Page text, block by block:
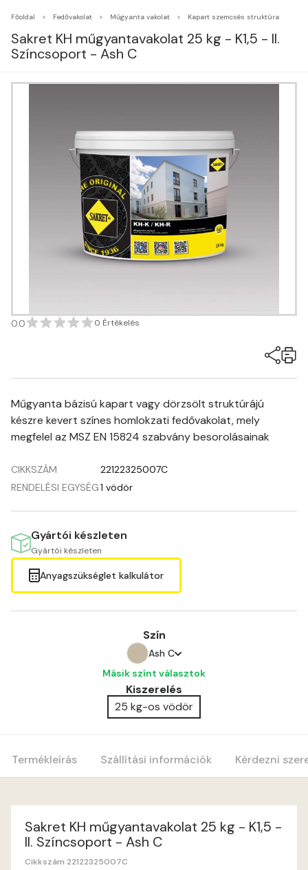
Főoldal Fedővakolat Műgyanta vakolat Kapart szemcsés struktúra
Sakret KH műgyantavakolat 25 kg - K1,5 - II.
Színcsoport - Ash C
0.0 0 Értékelés
Műgyanta bázisú kapart vagy dörzsölt struktúrájú
készre kevert színes homlokzati fedővakolat, mely
megfelel az MSZ EN 15824 szabvány besorolásainak
CIKKSZÁM
22122325007C
RENDELÉSI EGYSÉG1 vödör
Gyártói készleten
Gyártói készleten
Anyagszükséglet kalkulátor
Szín
Ash C
Amber C
Amber D
Anticred D
Másik színt választok
Kiszerelés
25 kg-os vödör
Termékleírás Szállítási információk Kérdezni
Sakret KH műgyantavakolat 25 kg - K1,5 -
II. Színcsoport - Ash C
Cikkszám 22122325007C